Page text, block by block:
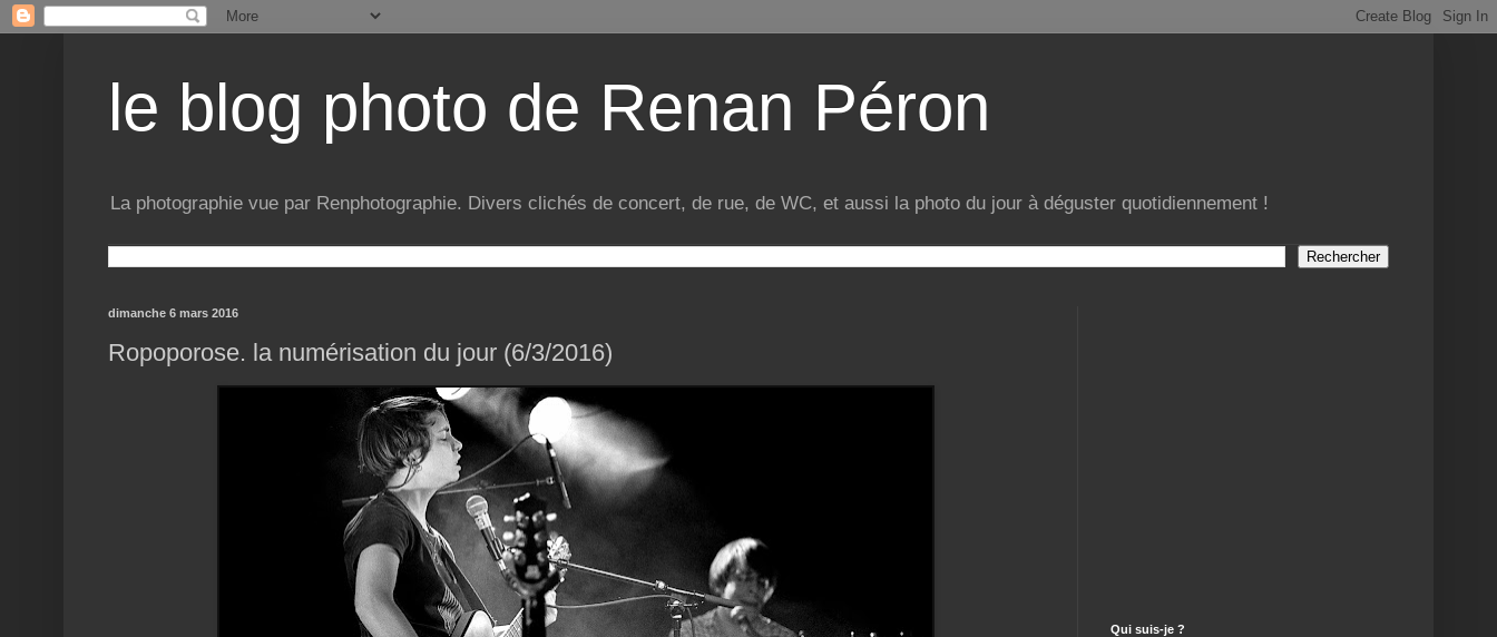
le blog photo de Renan Péron
La photographie vue par Renphotographie. Divers clichés de concert, de rue, de WC, et aussi la photo du jour à déguster quotidiennement !
dimanche 6 mars 2016
Ropoporose. la numérisation du jour (6/3/2016)
Qui suis-je ?